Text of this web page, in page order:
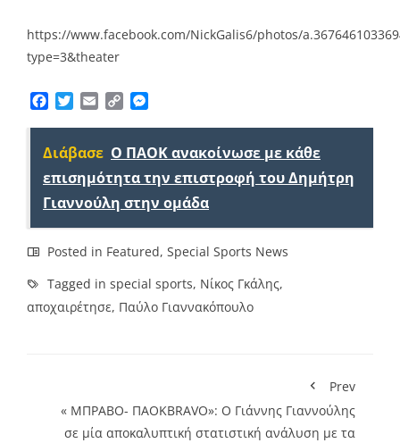
https://www.facebook.com/NickGalis6/photos/
type=3&theater
Facebook
TwitterEmailCopy
Διάβασε Ο ΠΑΟΚ ανακοίνωσε με κάθε
επισημότητα την επιστροφή του Δημήτρη
Γιαννούλη στην ομάδα
Posted in Featured, Special Sports News
Tagged in special sports, Νίκος Γκάλης,
αποχαιρέτησε, Παύλο Γιαννακόπουλο
Prev
« ΜΠΡΑΒΟ- ΠΑΟΚBRAVO»: Ο Γιάννης Γιαννούλης
σε μία αποκαλυπτική στατιστική ανάλυση με τα